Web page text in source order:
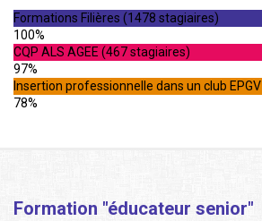
Formations Filières (1478 stagiaires)
100%
CQP ALS AGEE (467 stagiaires)
97%
Insertion professionnelle dans un club EPGV
78%
Formation "éducateur senior"